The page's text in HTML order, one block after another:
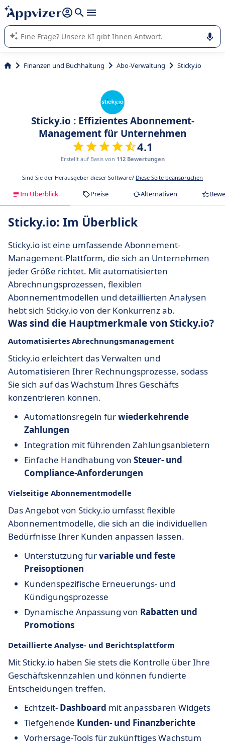
beantworten (mehrere Zeilen mit
Die KI von Appvizer führt Sie bei der Nutzung oder Auswahl
von SaaS-Software in Unternehmen.
Finanzen und Buchhaltung Abo-Verwaltung Sticky.io
Sticky.io : Effizientes Abonnement-
Management für Unternehmen
4.1
Erstellt auf Basis von 112 Bewertungen
Sind Sie der Herausgeber dieser Software? Diese Seite beanspruchen
Im Überblick Preise Alternativen
Sticky.io: Im Überblick
Sticky.io ist eine umfassende Abonnement-
Management-Plattform, die sich an Unternehmen
jeder Größe richtet. Mit automatisierten
Abrechnungsprozessen, flexiblen
Abonnementmodellen und detaillierten Analysen
hebt sich Sticky.io von der Konkurrenz ab.
Was sind die Hauptmerkmale von Sticky.io?
Automatisiertes Abrechnungsmanagement
Sticky.io erleichtert das Verwalten und
Automatisieren Ihrer Rechnungsprozesse, sodass
Sie sich auf das Wachstum Ihres Geschäfts
konzentrieren können.
Automationsregeln fürwiederkehrende
Zahlungen
Integration mit führenden Zahlungsanbietern
Einfache Handhabung von Steuer- und
Compliance-Anforderungen
Vielseitige Abonnementmodelle
Das Angebot von Sticky.io umfasst flexible
Abonnementmodelle, die sich an die individuellen
Bedürfnisse Ihrer Kunden anpassen lassen.
Unterstützung fürvariable und feste
Preisoptionen
Kundenspezifische Erneuerungs- und
Kündigungsprozesse
Dynamische Anpassung von Rabatten und
Promotions
Detaillierte Analyse- und Berichtsplattform
Mit Sticky.io haben Sie stets die Kontrolle über Ihre
Geschäftskennzahlen und können fundierte
Entscheidungen treffen.
Echtzeit- Dashboard mit anpassbaren Widgets
Tiefgehende Kunden- und Finanzberichte
Vorhersage-Tools für zukünftiges Wachstum